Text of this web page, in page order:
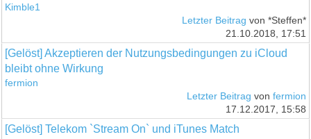
Kimble1
Letzter Beitrag von *Steffen*
21.10.2018, 17:51
[Gelöst] Akzeptieren der Nutzungsbedingungen zu iCloud
bleibt ohne Wirkung
fermion
Letzter Beitrag von fermion
17.12.2017, 15:58
[Gelöst] Telekom `Stream On` und iTunes Match